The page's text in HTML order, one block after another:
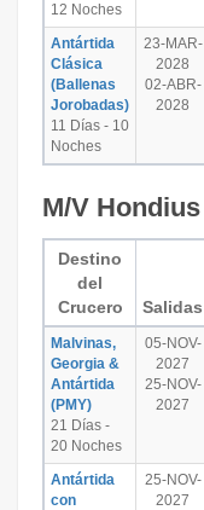
12 Noches
Antártida
Clásica
(Ballenas
Jorobadas)
11 Días - 10
Noches
23-MAR-
2028
02-ABR-
2028
M/V Hondius
Destino
del
Crucero
Salidas
Malvinas,
Georgia &
Antártida
(PMY)
21 Días -
20 Noches
05-NOV-
2027
25-NOV-
2027
Antártida
con
25-NOV-
2027